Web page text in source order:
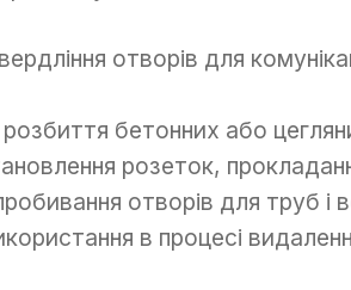
отворів для
бетонних або
розеток,
отворів для труб і
в процесі